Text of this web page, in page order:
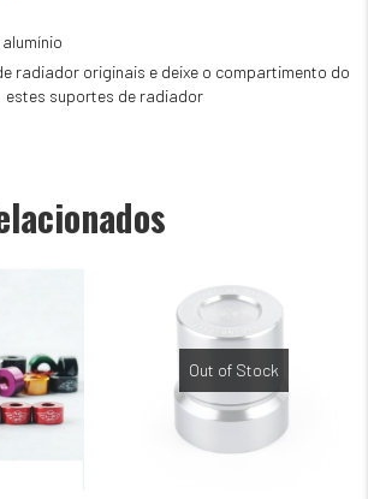
radiador originais e deixe o compartimento do
suportes de radiador
Out of Stock